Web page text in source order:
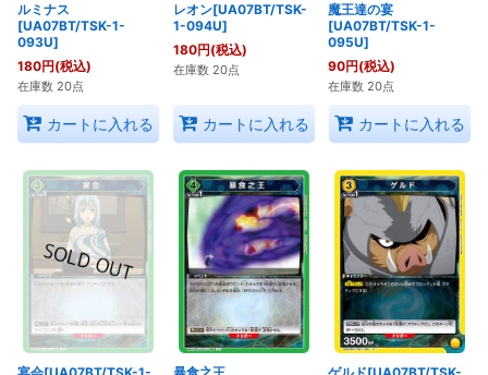
ルミナス
[UA07BT/TSK-1-
093U]
180円(税込)
在庫数 20点
カートに入れる
レオン[UA07BT/TSK-
1-094U]
180円(税込)
在庫数 20点
カートに入れる
魔王達の宴
[UA07BT/TSK-1-
095U]
90円(税込)
在庫数 20点
カートに入れる